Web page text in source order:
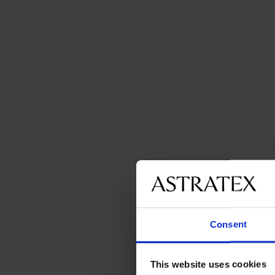
Consent
This website uses cookies